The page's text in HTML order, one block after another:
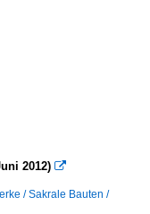
2012) 
/ Sakrale Bauten /